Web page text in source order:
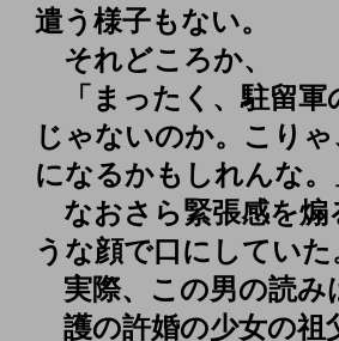
遣う様子もない。
それどころか、
「まったく、駐留軍
じゃないのか。こり
になるかもしれんな。
なおさら緊張感を煽
うな顔で口にしていた
実際、この男の読み
護の許婚の少女の祖